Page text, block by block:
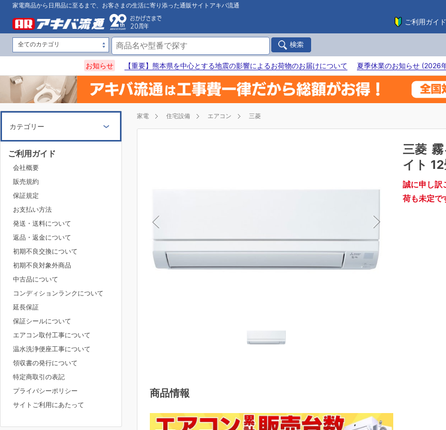
家電商品から日用品に至るまで、お客さまの生活に寄り添った通販サイトアキバ流通
ご利用ガイド
お知らせ 【重要】熊本県を中心とする地震の影響によるお荷物のお届けについて 夏季休業のお知らせ (2026
家電 住宅設備 エアコン 三菱
三菱
イト
誠に申し訳
荷も未定で
商品情報
カテゴリー
ご利用ガイド
会社概要
販売規約
保証規定
お支払い方法
発送・送料について
返品・返金について
初期不良交換について
初期不良対象外商品
中古品について
コンディションランクについて
延長保証
保証シールについて
エアコン取付工事について
温水洗浄便座工事について
領収書の発行について
特定商取引の表記
プライバシーポリシー
サイトご利用にあたって